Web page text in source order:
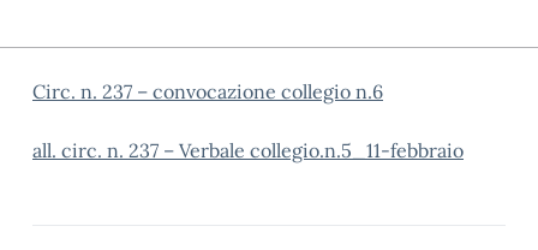
Circ. n. 237 – convocazione collegio n.6
all. circ. n. 237 – Verbale collegio.n.5_11-febbraio